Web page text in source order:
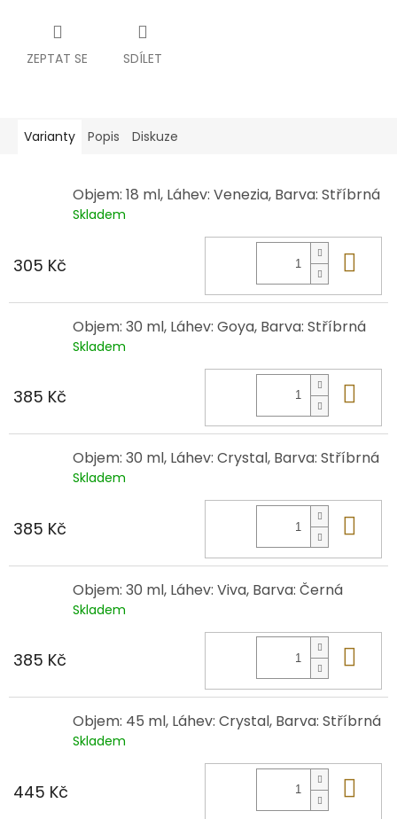
ZEPTAT SE SDÍLET
Varianty Popis Diskuze
Objem: 18 ml, Láhev: Venezia, Barva: Stříbrná
Skladem
305 Kč
Objem: 30 ml, Láhev: Goya, Barva: Stříbrná
Skladem
385 Kč
Objem: 30 ml, Láhev: Crystal, Barva: Stříbrná
Skladem
385 Kč
Objem: 30 ml, Láhev: Viva, Barva: Černá
Skladem
385 Kč
Objem: 45 ml, Láhev: Crystal, Barva: Stříbrná
Skladem
445 Kč